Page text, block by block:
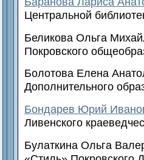
Центральной
Беликова Ольга
Покровского
Болотова Елена
Дополнительного
Бондарев Юрий
Ливенского
Булаткина Ольга